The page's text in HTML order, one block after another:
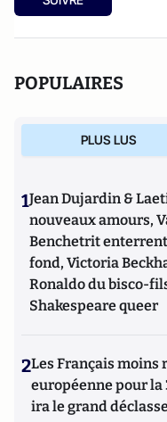
laïcité et des droits
chrétiens d'Irak.
POPULAIRES
PLUS LUS
1Jean Dujardin &
nouveaux amours,
Benchetrit
fond, Victoria
Ronaldo du bisco-
Shakespeare queer
2Les Français moins
européenne pour la
ira le grand